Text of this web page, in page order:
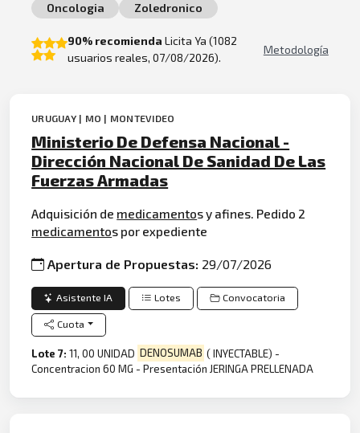
Oncologia
Zoledronico
90% recomienda Licita Ya (1082
usuarios reales, 07/08/2026).
Metodología
URUGUAY | MO | MONTEVIDEO
Ministerio De Defensa Nacional -
Dirección Nacional De Sanidad De Las
Fuerzas Armadas
Adquisición de medicamentos y afines. Pedido 2
medicamentos por expediente
Apertura de Propuestas: 29/07/2026
Asistente IA Lotes Convocatoria
Cuota
Lote 7:11, 00 UNIDAD DENOSUMAB ( INYECTABLE) -
Concentracion 60 MG - Presentación JERINGA PRELLENADA